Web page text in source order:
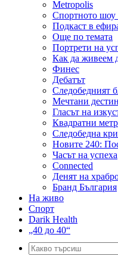
Metropolis
Спортното шоу
Подкаст в
Още по темата
Портрети на
Как да живеем
Финес
Дебатът
Следобедният
Мечтани
Гласът на
Квадратни
Следобедна
Новите 240:
Часът на успеха
Connected
Денят на
Бранд България
На живо
Спорт
Darik Health
„40 до 40“